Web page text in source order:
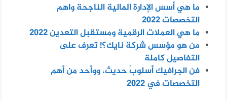
ما هي أسس الإدارة المالية الناجحة واهم
التخصصات 2022
ما هي العملات الرقمية ومستقبل التعدين 2022
من هو مؤسس شركة نايك؟! تعرف على
التفاصيل كاملة
فن الجرافيك أسلوبٌ حديث، ووأحد من أهم
التخصصات في 2022